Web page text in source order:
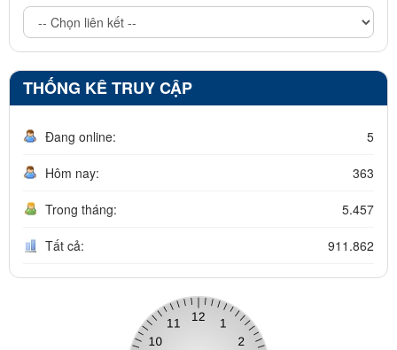
THỐNG KÊ TRUY CẬP
Đang online: 5
Hôm nay: 363
Trong tháng: 5.457
Tất cả: 911.862